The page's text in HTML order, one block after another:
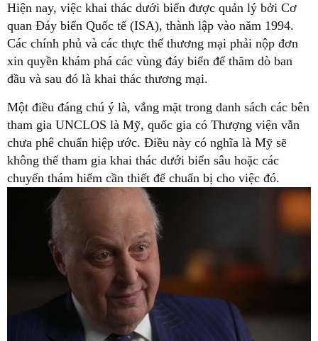
Hiện nay, việc khai thác dưới biển được quản lý bởi Cơ
quan Đáy biển Quốc tế (ISA), thành lập vào năm 1994.
Các chính phủ và các thực thể thương mại phải nộp đơn
xin quyền khám phá các vùng đáy biển để thăm dò ban
đầu và sau đó là khai thác thương mại.
Một điều đáng chú ý là, vắng mặt trong danh sách các bên
tham gia UNCLOS là Mỹ, quốc gia có Thượng viện vẫn
chưa phê chuẩn hiệp ước. Điều này có nghĩa là Mỹ sẽ
không thể tham gia khai thác dưới biển sâu hoặc các
chuyến thám hiểm cần thiết để chuẩn bị cho việc đó.